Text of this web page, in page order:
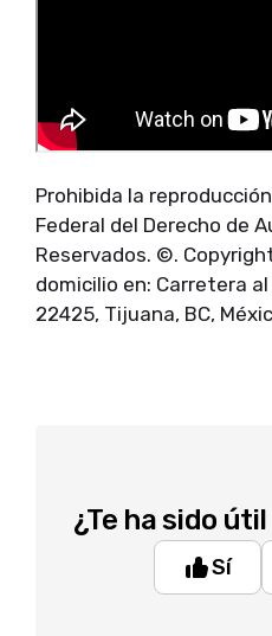
Prohibida la
Federal del Derecho de
Reservados. ©.
domicilio en: Carretera
22425, Tijuana, BC,
¿Te ha sido
Sí